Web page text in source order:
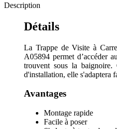
Description
Détails
La Trappe de Visite à
A05894 permet d’accéder
trouvent sous la baignoire.
d'installation, elle s'adaptera
Avantages
Montage rapide
Facile à poser